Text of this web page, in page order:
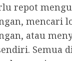
repot
mencari
atau
Semua